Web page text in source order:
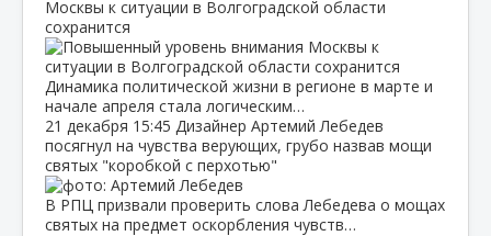
Москвы к ситуации в Волгоградской области
сохранится
Динамика политической жизни в регионе в марте и
начале апреля стала логическим…
21 декабря 15:45 Дизайнер Артемий Лебедев
посягнул на чувства верующих, грубо назвав мощи
святых "коробкой с перхотью"
В РПЦ призвали проверить слова Лебедева о мощах
святых на предмет оскорбления чувств…